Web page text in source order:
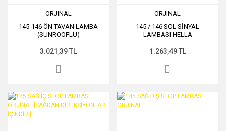
ORJINAL
145-146 ÖN TAVAN LAMBA
(SUNROOFLU)
3.021,39 TL
ORJINAL
145 / 146 SOL SİNYAL
LAMBASI HELLA
1.263,49 TL